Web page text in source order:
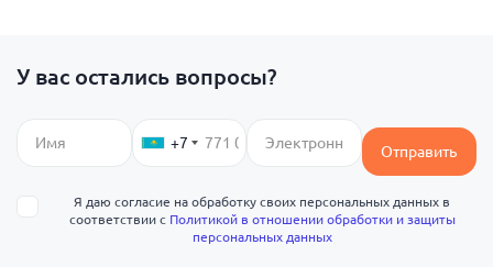
У вас остались вопросы?
+7 Отправить
Я даю согласие на обработку своих персональных данных в
соответствии с Политикой в отношении обработки и защиты
персональных данных